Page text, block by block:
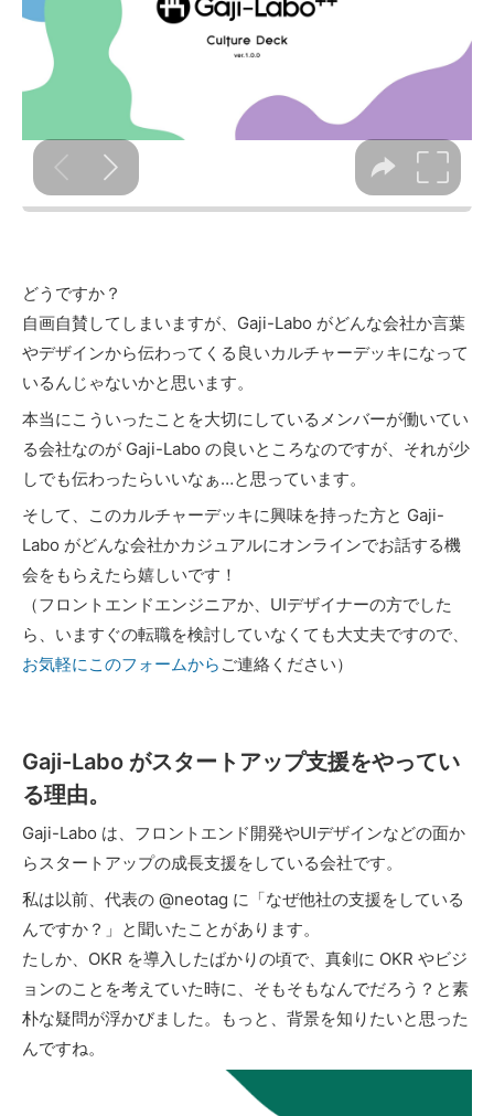
どうですか？
自画自賛してしまいますが、Gaji-Labo がどんな会社か言葉
やデザインから伝わってくる良いカルチャーデッキになって
いるんじゃないかと思います。
本当にこういったことを大切にしているメンバーが働いてい
る会社なのが Gaji-Labo の良いところなのですが、それが少
しでも伝わったらいいなぁ…と思っています。
そして、このカルチャーデッキに興味を持った方と Gaji-
Labo がどんな会社かカジュアルにオンラインでお話する機
会をもらえたら嬉しいです！
（フロントエンドエンジニアか、UIデザイナーの方でした
ら、いますぐの転職を検討していなくても大丈夫ですので、
お気軽にこのフォームから ご連絡ください）
Gaji-Labo がスタートアップ支援をやってい
る理由。
Gaji-Labo は、フロントエンド開発やUIデザインなどの面か
らスタートアップの成長支援をしている会社です。
私は以前、代表の @neotag に「なぜ他社の支援をしている
んですか？」と聞いたことがあります。
たしか、OKR を導入したばかりの頃で、真剣に OKR やビジ
ョンのことを考えていた時に、そもそもなんでだろう？と素
朴な疑問が浮かびました。もっと、背景を知りたいと思った
んですね。